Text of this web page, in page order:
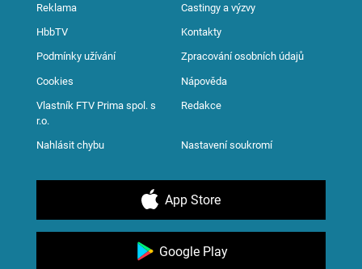
Reklama Castingy a výzvy
HbbTV Kontakty
Podmínky užívání Zpracování osobních údajů
Cookies Nápověda
Vlastník FTV Prima spol. s
r.o.
Redakce
Nahlásit chybu Nastavení soukromí
App Store
Google Play